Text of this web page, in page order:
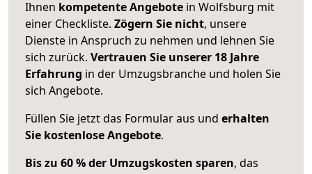
Ihnen kompetente Angebote in Wolfsburg mit
einer Checkliste. Zögern Sie nicht, unsere
Dienste in Anspruch zu nehmen und lehnen Sie
sich zurück. Vertrauen Sie unserer 18 Jahre
Erfahrung in der Umzugsbranche und holen Sie
sich Angebote.
Füllen Sie jetzt das Formular aus und erhalten
Sie kostenlose Angebote.
Bis zu 60 % der Umzugskosten sparen, das